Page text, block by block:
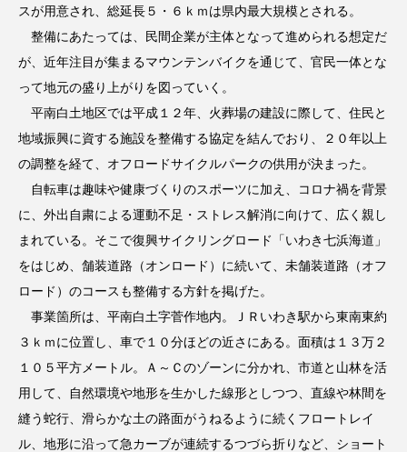
スが用意され、総延長５・６ｋｍは県内最大規模とされる。
整備にあたっては、民間企業が主体となって進められる想定だ
が、近年注目が集まるマウンテンバイクを通じて、官民一体とな
って地元の盛り上がりを図っていく。
平南白土地区では平成１２年、火葬場の建設に際して、住民と
地域振興に資する施設を整備する協定を結んでおり、２０年以上
の調整を経て、オフロードサイクルパークの供用が決まった。
自転車は趣味や健康づくりのスポーツに加え、コロナ禍を背景
に、外出自粛による運動不足・ストレス解消に向けて、広く親し
まれている。そこで復興サイクリングロード「いわき七浜海道」
をはじめ、舗装道路（オンロード）に続いて、未舗装道路（オフ
ロード）のコースも整備する方針を掲げた。
事業箇所は、平南白土字菅作地内。ＪＲいわき駅から東南東約
３ｋｍに位置し、車で１０分ほどの近さにある。面積は１３万２
１０５平方メートル。Ａ～Ｃのゾーンに分かれ、市道と山林を活
用して、自然環境や地形を生かした線形としつつ、直線や林間を
縫う蛇行、滑らかな土の路面がうねるように続くフロートレイ
ル、地形に沿って急カーブが連続するつづら折りなど、ショート